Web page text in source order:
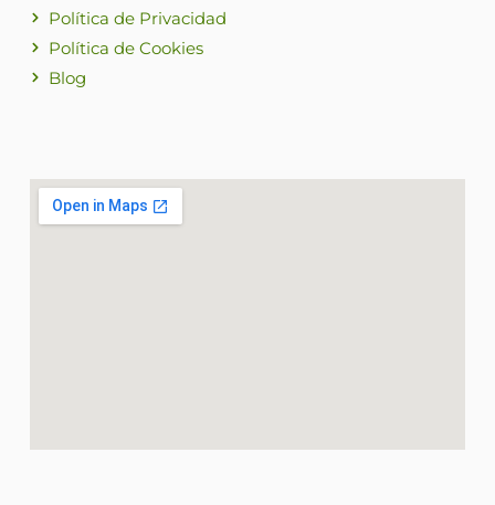
Política de Privacidad
Política de Cookies
Blog